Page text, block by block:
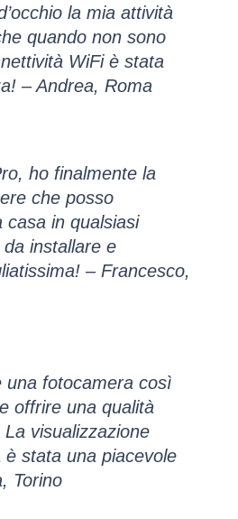
la mia attività
quando non sono
WiFi è stata
– Andrea, Roma
ho finalmente la
che posso
casa in qualsiasi
installare e
– Francesco,
una fotocamera così
offrire una qualità
visualizzazione
stata una piacevole
Torino